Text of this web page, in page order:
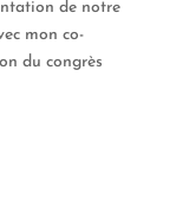
de notre
mon co-
du congrès